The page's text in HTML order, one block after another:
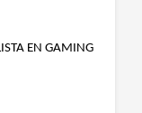
EN GAMING